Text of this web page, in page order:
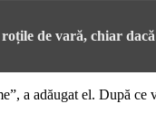
de vară, chiar dacă
a adăugat el. După